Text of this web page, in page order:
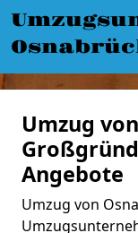
Umzug
Angebote
Umzug von